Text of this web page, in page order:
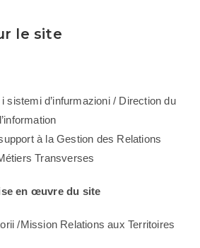
le site
sistemi d’infurmazioni / Direction du
à la Gestion des Relations
Transverses
en œuvre du site
/Mission Relations aux Territoires